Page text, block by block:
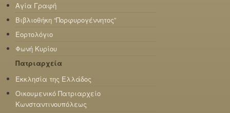
Αγία Γραφή
Βιβλιοθήκη “Πορφυρογέννητος”
Εορτολόγιο
Φωνή Κυρίου
Πατριαρχεία
Εκκλησία της Ελλάδος
Οικουμενικό Πατριαρχείο
Κωνσταντινουπόλεως